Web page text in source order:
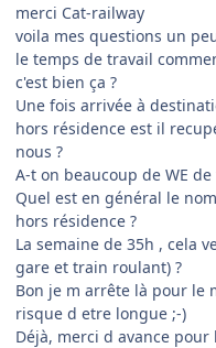
merci Cat-railway
voila mes questions un
le temps de travail
c'est bien ça ?
Une fois arrivée à
hors résidence est il
nous ?
A-t on beaucoup de WE
Quel est en général le
hors résidence ?
La semaine de 35h , cela
gare et train roulant) ?
Bon je m arrête là pour le
risque d etre longue ;-)
Déjà, merci d avance pour